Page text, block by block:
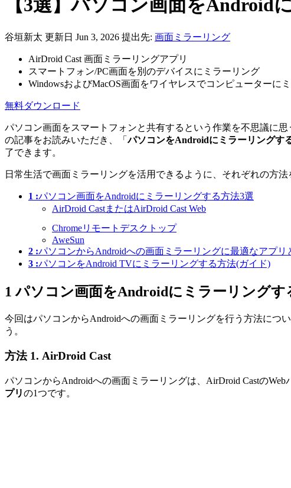
【3選】パソコン画面をAndroid
谷垣新太 更新日 Jun 3, 2026 提出先: 画面ミラーリング
AirDroid Cast 画面ミラーリングアプリ
スマートフォン/PC画面を別のデバイスにミラーリング
WindowsおよびMacOS画面をワイヤレスでコンピューターに
無料ダウンロード
パソコン画面をスマートフォンと共有するという作業を不思議に
の記事をお読みいただき、「パソコンをAndroidにミラーリングす
了できます。
日常生活で画面ミラーリングを活用できるように、それぞれの方法
1 :パソコン画面をAndroidにミラーリングする方法3選
AirDroid CastまたはAirDroid Cast Web
Chromeリモートデスクトップ
AweSun
2 :パソコンからAndroidへの画面ミラーリングに最適なアプリ
3 :パソコンをAndroid TVにミラーリングする方法(ガイド)
1 パソコン画面をAndroidにミラーリングす
今回はパソコンからAndroidへの画面ミラーリングを行う方法につ
う。
方法 1. AirDroid Cast
パソコンからAndroidへの画面ミラーリングは、AirDroid Castの
プリの1つです。